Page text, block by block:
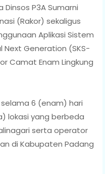
Dinsos P3A Sumarni
(Rakor) sekaligus
Aplikasi Sistem
Next Generation (SKS-
Camat Enam Lingkung
6 (enam) hari
lokasi yang berbeda
serta operator
di Kabupaten Padang